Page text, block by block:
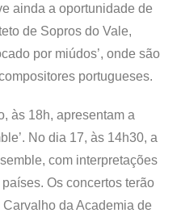
ainda a oportunidade de
de Sopros do Vale,
por miúdos’, onde são
portugueses.
às 18h, apresentam a
No dia 17, às 14h30, a
com interpretações
Os concertos terão
Carvalho da Academia de